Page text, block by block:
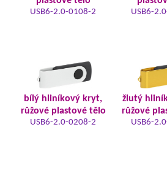
USB6-2.0-0108-2 USB6-
bílý hliníkový kryt,
růžové plastové tělo
USB6-2.0-0208-2
žlutý
růžové
USB6-